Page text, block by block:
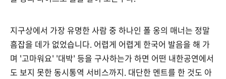
지구상에서 가장 유명한 사람 중 하나인 폴 옹의 매너는 정말
흠잡을 데가 없었습니다. 어렵게 어렵게 한국어 발음을 해 가
며 '고마워요' '대박' 등을 구사하는가 하면 어떤 내한공연에서
도 보지 못한 동시통역 서비스까지. 대단한 멘트를 한 것도 아